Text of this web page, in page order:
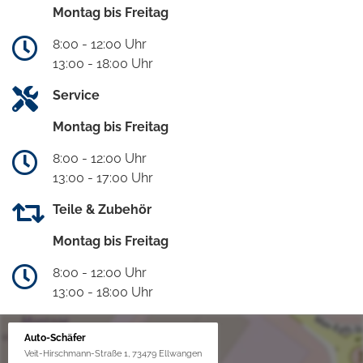
Montag bis Freitag
8:00 - 12:00 Uhr
13:00 - 18:00 Uhr
Service
Montag bis Freitag
8:00 - 12:00 Uhr
13:00 - 17:00 Uhr
Teile & Zubehör
Montag bis Freitag
8:00 - 12:00 Uhr
13:00 - 18:00 Uhr
Auto-Schäfer
Veit-Hirschmann-Straße 1, 73479 Ellwangen